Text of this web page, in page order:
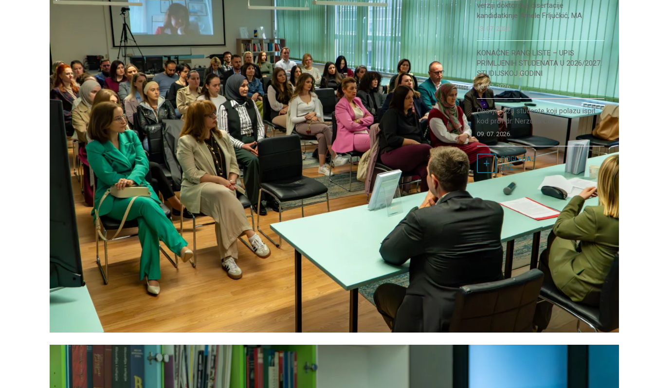
verziji doktorske disertacije
kandidatkinje Amele Frljučkić, MA
13. 07. 2026.
KONAČNE RANG LISTE – UPIS
PRIMLJENIH STUDENATA U 2026/2027.
STUDIJSKOJ GODINI
10. 07. 2026.
Obavjest za studente koji polazu ispit
kod prof.dr. Nerzuka Ćurka
09. 07. 2026.
POGLEDAJ
SVE...